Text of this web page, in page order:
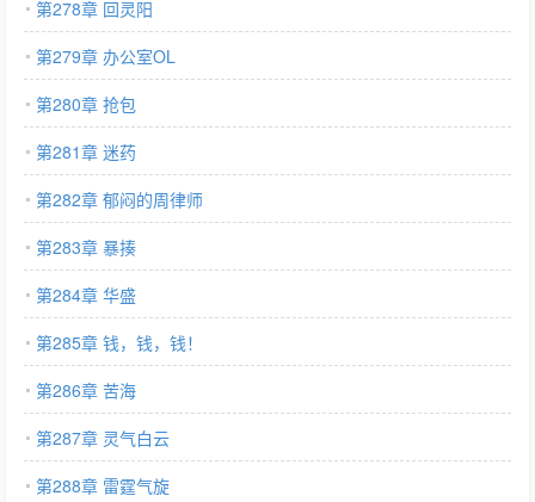
第278章 回灵阳
第279章 办公室OL
第280章 抢包
第281章 迷药
第282章 郁闷的周律师
第283章 暴揍
第284章 华盛
第285章 钱，钱，钱！
第286章 苦海
第287章 灵气白云
第288章 雷霆气旋